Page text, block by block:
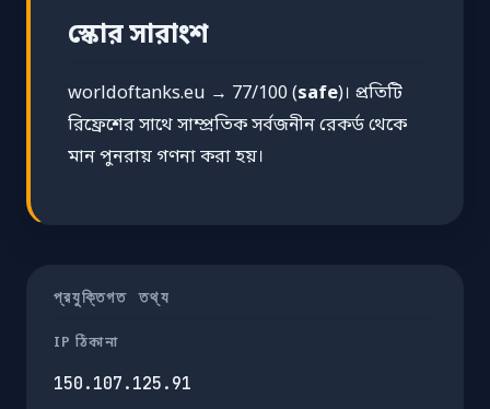
স্কোর সারাংশ
worldoftanks.eu → 77/100 (safe)। প্রতিটি
রিফ্রেশের সাথে সাম্প্রতিক সর্বজনীন রেকর্ড থেকে
মান পুনরায় গণনা করা হয়।
প্রযুক্তিগত তথ্য
IP ঠিকানা
150.107.125.91